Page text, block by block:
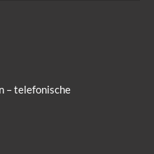
– telefonische